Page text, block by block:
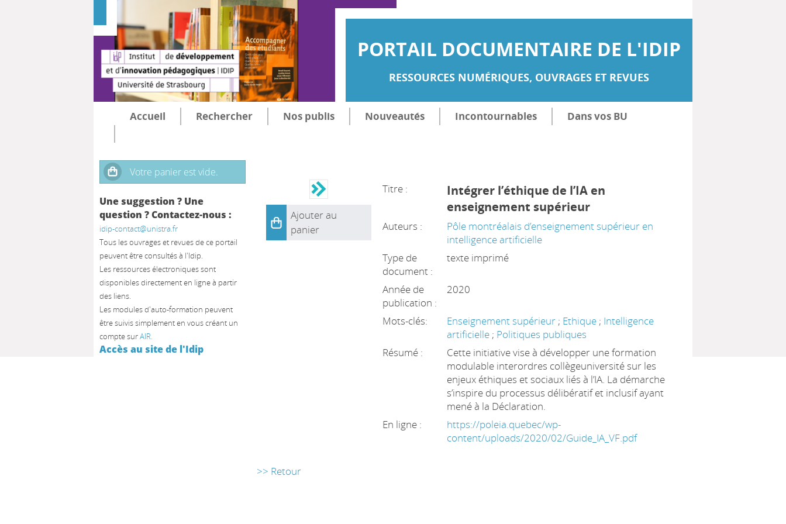
PORTAIL DOCUMENTAIRE DE L'IDIP
RESSOURCES NUMÉRIQUES, OUVRAGES ET REVUES
Accueil Rechercher Nos publis Nouveautés Incontournables Dans vos BU
Ajouter au
panier
Titre :
Intégrer l’éthique de l’IA en
enseignement supérieur
Auteurs :
Pôle montréalais d’enseignement supérieur en
intelligence artificielle
Type de
document :
texte imprimé
Année de
publication :
2020
Mots-clés: Enseignement supérieur ; Ethique ; Intelligence
artificielle ; Politiques publiques
Résumé :
Cette initiative vise à développer une formation
modulable interordres collègeuniversité sur les
enjeux éthiques et sociaux liés à l’IA. La démarche
s’inspire du processus délibératif et inclusif ayant
mené à la Déclaration.
En ligne :
https://poleia.quebec/wp-
content/uploads/2020/02/Guide_IA_VF.pdf
>> Retour
Une suggestion ? Une
question ? Contactez-nous :
idip-contact@unistra.fr
Tous les ouvrages et revues de ce portail
peuvent être consultés à l'Idip.
Les ressources électroniques sont
disponibles directement en ligne à partir
des liens.
Les modules d'auto-formation peuvent
être suivis simplement en vous créant un
compte surAIR.
Accès au site de l'Idip